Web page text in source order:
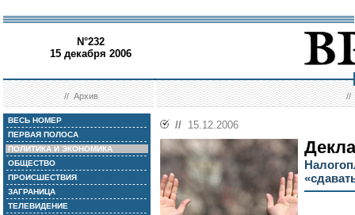
N°232
15 декабря 2006
//Архив //
ВЕСЬ НОМЕР
ПЕРВАЯ ПОЛОСА
ПОЛИТИКА И ЭКОНОМИКА
ОБЩЕСТВО
ПРОИСШЕСТВИЯ
ЗАГРАНИЦА
ТЕЛЕВИДЕНИЕ
// 15.12.2006